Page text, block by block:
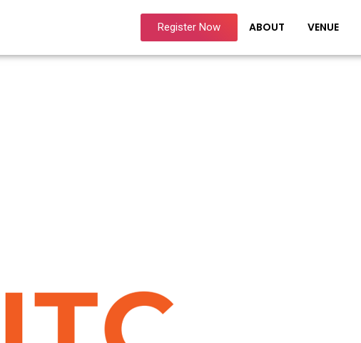
Register Now ABOUT VENUE